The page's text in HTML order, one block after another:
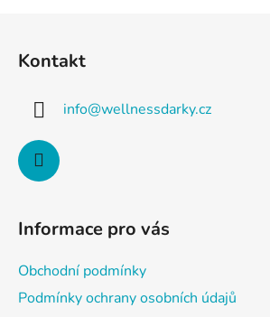
Kontakt
info@wellnessdarky.cz
Informace pro vás
Obchodní podmínky
Podmínky ochrany osobních údajů